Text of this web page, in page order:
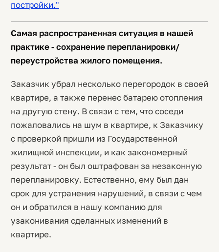
постройки."
Самая распространенная ситуация в нашей
практике - сохранение перепланировки/
переустройства жилого помещения.
Заказчик убрал несколько перегородок в своей
квартире, а также перенес батарею отопления
на другую стену. В связи с тем, что соседи
пожаловались на шум в квартире, к Заказчику
с проверкой пришли из Государственной
жилищной инспекции, и как закономерный
результат - он был оштрафован за незаконную
перепланировку. Естественно, ему был дан
срок для устранения нарушений, в связи с чем
он и обратился в нашу компанию для
узаконивания сделанных изменений в
квартире.